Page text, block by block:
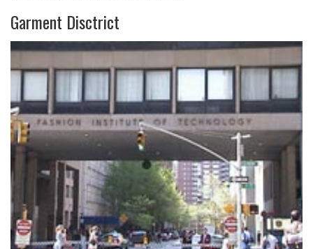
Garment Disctrict